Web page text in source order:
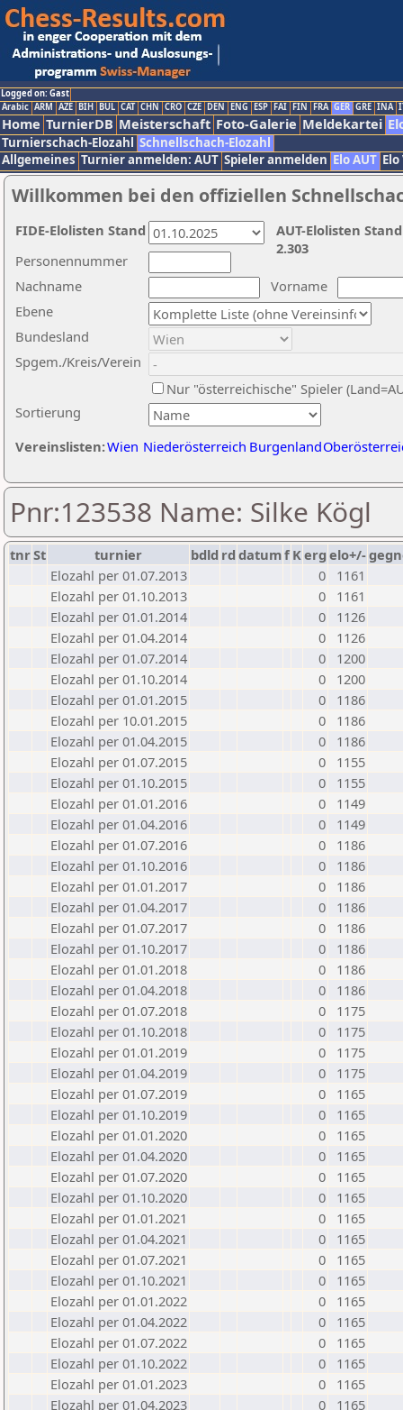
Logged on: Gast
Arabic ARM AZE BIH BUL CAT CHN CRO CZE DEN ENG ESP FAI FIN FRA GER GRE INA
Home TurnierDB Meisterschaft Foto-Galerie Meldekartei
Turnierschach-Elozahl Schnellschach-Elozahl
Allgemeines Turnier anmelden: AUT Spieler anmelden Elo AUT
Willkommen bei den offiziellen
Nachname
Vorname
Ebene
Sortierung
Personennummer
Bundesland
Spgem./Kreis/Verein
Nur "österreichische" Spieler
Vereinslisten:Wien Niederösterreich Burgenland
AUT-Elolisten
2.303
FIDE-Elolisten Stand
Pnr:123538 Name: Silke Kögl
tnrSt turnier bdld rd datumf Kerg elo+/-
Elozahl per 01.07.2013
0
1161
Elozahl per 01.10.2013
0
1161
Elozahl per 01.01.2014
0
1126
Elozahl per 01.04.2014
0
1126
Elozahl per 01.07.2014
0
1200
Elozahl per 01.10.2014
0
1200
Elozahl per 01.01.2015
0
1186
Elozahl per 10.01.2015
0
1186
Elozahl per 01.04.2015
0
1186
Elozahl per 01.07.2015
0
1155
Elozahl per 01.10.2015
0
1155
Elozahl per 01.01.2016
0
1149
Elozahl per 01.04.2016
0
1149
Elozahl per 01.07.2016
0
1186
Elozahl per 01.10.2016
0
1186
Elozahl per 01.01.2017
0
1186
Elozahl per 01.04.2017
0
1186
Elozahl per 01.07.2017
0
1186
Elozahl per 01.10.2017
0
1186
Elozahl per 01.01.2018
0
1186
Elozahl per 01.04.2018
0
1186
Elozahl per 01.07.2018
0
1175
Elozahl per 01.10.2018
0
1175
Elozahl per 01.01.2019
0
1175
Elozahl per 01.04.2019
0
1175
Elozahl per 01.07.2019
0
1165
Elozahl per 01.10.2019
0
1165
Elozahl per 01.01.2020
0
1165
Elozahl per 01.04.2020
0
1165
Elozahl per 01.07.2020
0
1165
Elozahl per 01.10.2020
0
1165
Elozahl per 01.01.2021
0
1165
Elozahl per 01.04.2021
0
1165
Elozahl per 01.07.2021
0
1165
Elozahl per 01.10.2021
0
1165
Elozahl per 01.01.2022
0
1165
Elozahl per 01.04.2022
0
1165
Elozahl per 01.07.2022
0
1165
Elozahl per 01.10.2022
0
1165
Elozahl per 01.01.2023
0
1165
Elozahl per 01.04.2023
0
1165